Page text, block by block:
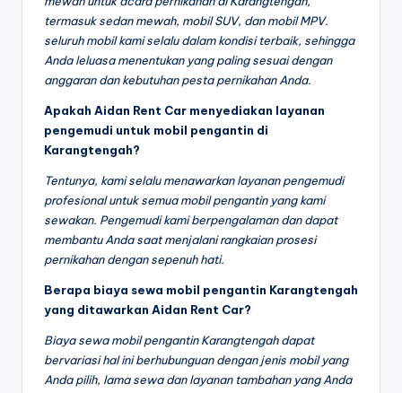
termasuk sedan mewah, mobil SUV, dan mobil MPV.
seluruh mobil kami selalu dalam kondisi terbaik, sehingga
Anda leluasa menentukan yang paling sesuai dengan
anggaran dan kebutuhan pesta pernikahan Anda.
Apakah Aidan Rent Car menyediakan layanan
pengemudi untuk mobil pengantin di
Karangtengah?
Tentunya, kami selalu menawarkan layanan pengemudi
profesional untuk semua mobil pengantin yang kami
sewakan. Pengemudi kami berpengalaman dan dapat
membantu Anda saat menjalani rangkaian prosesi
pernikahan dengan sepenuh hati.
Berapa biaya sewa mobil pengantin Karangtengah
yang ditawarkan Aidan Rent Car?
Biaya sewa mobil pengantin Karangtengah dapat
bervariasi hal ini berhubunguan dengan jenis mobil yang
Anda pilih, lama sewa dan layanan tambahan yang Anda